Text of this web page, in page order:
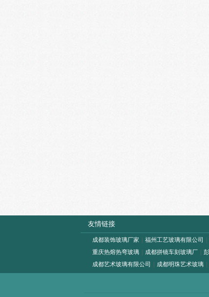
友情链接
成都装饰玻璃厂家 福州工艺玻璃有限公司
重庆热熔热弯玻璃
成都拼镜车刻玻璃厂
成都艺术玻璃有限公司
成都明珠艺术玻璃